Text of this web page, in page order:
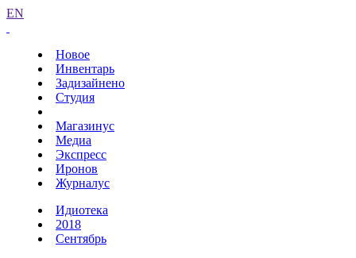
EN
Новое
Инвентарь
Задизайнено
Студия
Магазинус
Медиа
Экспресс
Иронов
Журналус
Идиотека
2018
Сентябрь